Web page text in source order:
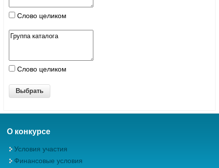
Слово целиком
Слово целиком
О конкурсе
Условия участия
Финансовые условия